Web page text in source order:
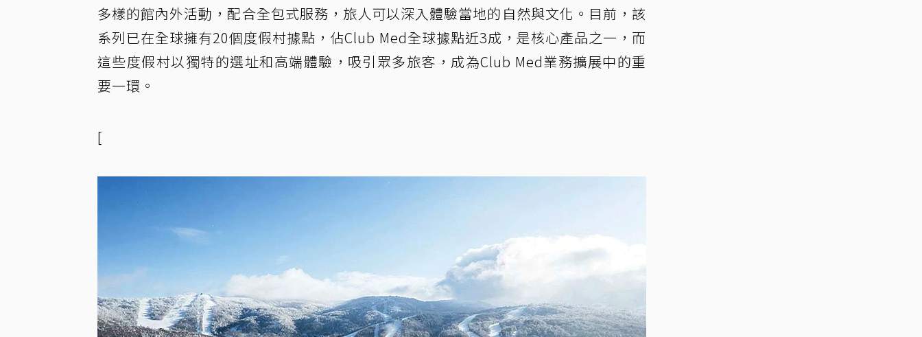
多樣的館內外活動，配合全包式服務，旅人可以深入體驗當地的自然與文化。目前，該
系列已在全球擁有20個度假村據點，佔Club Med全球據點近3成，是核心產品之一，而
這些度假村以獨特的選址和高端體驗，吸引眾多旅客，成為Club Med業務擴展中的重
要一環。
[